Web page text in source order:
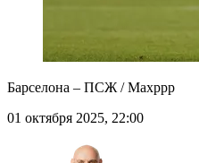
Барселона – ПСЖ / Maxppp
01 октября 2025, 22:00